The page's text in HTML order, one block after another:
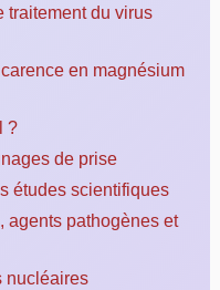
traitement du virus
en magnésium
?
de prise
études scientifiques
agents pathogènes et
nucléaires